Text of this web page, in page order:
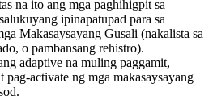
na ito ang mga paghihigpit sa
ipinapatupad para sa
Makasaysayang Gusali (nakalista sa
o pambansang rehistro).
adaptive na muling paggamit,
pag-activate ng mga makasaysayang